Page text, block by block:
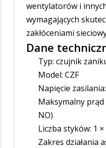
wentylatorów i
wymagających
zakłóceniami
Dane
Typ: czujnik
Model: CZF
Napięcie
Maksymalny prąd
NO)
Liczba styków: 1
Zakres działania